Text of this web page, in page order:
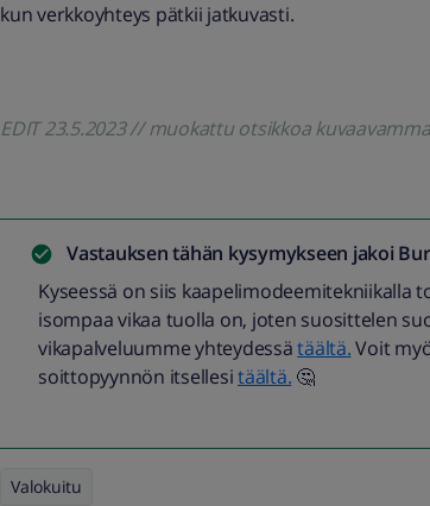
kun verkkoyhteys pätkii jatkuvasti.
EDIT 23.5.2023 // muokattu otsikkoa
Vastauksen tähän kysymykseen jakoi
Kyseessä on siis kaapelimodeemitekniikalla
isompaa vikaa tuolla on, joten suosittelen
vikapalveluumme yhteydessätäältä.Voit
soittopyynnön itsellesitäältä. 🤔
Valokuitu